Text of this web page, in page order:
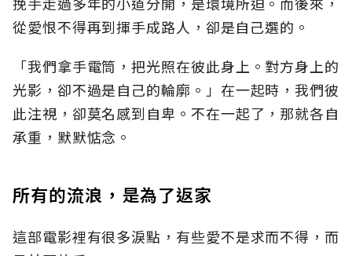
從愛恨不得再到揮手成路人，卻是自己選的。
「我們拿手電筒，把光照在彼此身上。對方身上的
光影，卻不過是自己的輪廓。」在一起時，我們彼
此注視，卻莫名感到自卑。不在一起了，那就各自
承重，默默惦念。
所有的流浪，是為了返家
這部電影裡有很多淚點，有些愛不是求而不得，而